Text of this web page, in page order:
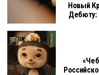
Новый
Дебюту: